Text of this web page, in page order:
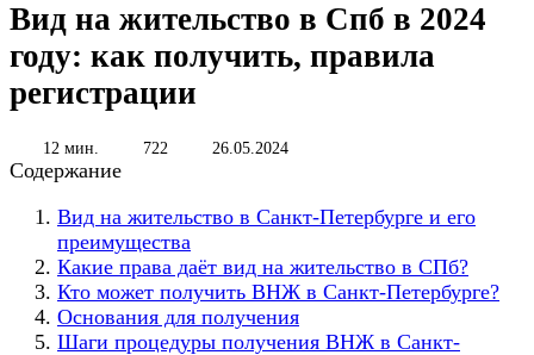
Вид на жительство в Спб в 2024
году: как получить, правила
регистрации
12 мин. 722 26.05.2024
Содержание
Вид на жительство в Санкт-Петербурге и его
преимущества
Какие права даёт вид на жительство в СПб?
Кто может получить ВНЖ в Санкт-Петербурге?
Основания для получения
Шаги процедуры получения ВНЖ в Санкт-